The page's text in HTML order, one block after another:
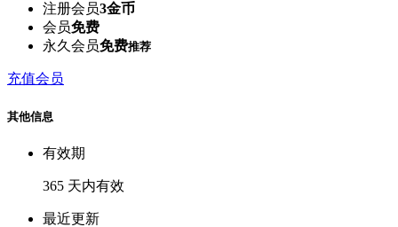
注册会员3金币
会员免费
永久会员免费推荐
充值会员
其他信息
有效期
365 天内有效
最近更新